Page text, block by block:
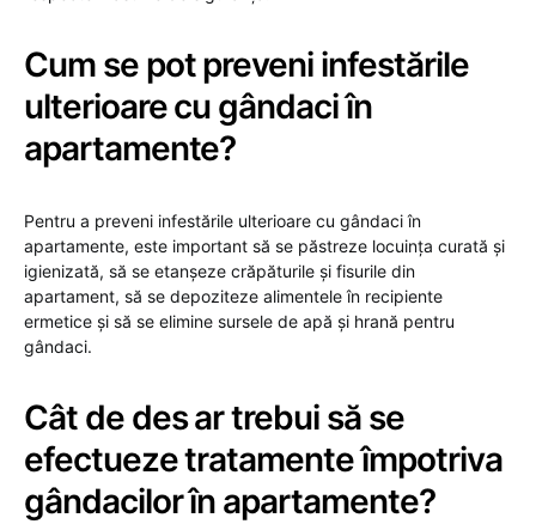
Cum se pot preveni infestările
ulterioare cu gândaci în
apartamente?
Pentru a preveni infestările ulterioare cu gândaci în
apartamente, este important să se păstreze locuința curată și
igienizată, să se etanșeze crăpăturile și fisurile din
apartament, să se depoziteze alimentele în recipiente
ermetice și să se elimine sursele de apă și hrană pentru
gândaci.
Cât de des ar trebui să se
efectueze tratamente împotriva
gândacilor în apartamente?